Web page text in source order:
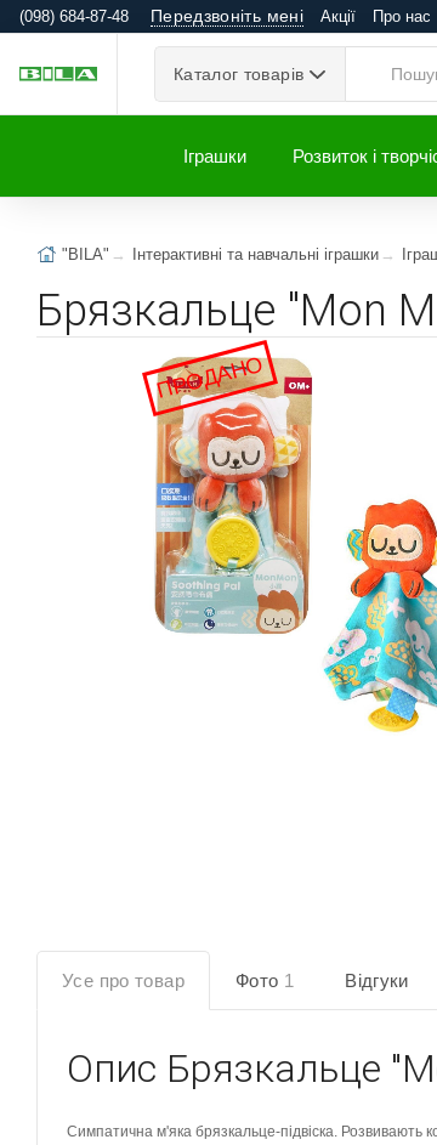
(098) 684-87-48 Передзвоніть мені Акції Про нас
Каталог товарів
Іграшки Розвиток і
"BILA" Інтерактивні та навчальні іграшки
Брязкальце "Mon
ПРОДАНО
Усе про товар Фото 1 Відгуки
Опис Брязкальце
Симпатична м'яка брязкальце-підвіска. Розвивають